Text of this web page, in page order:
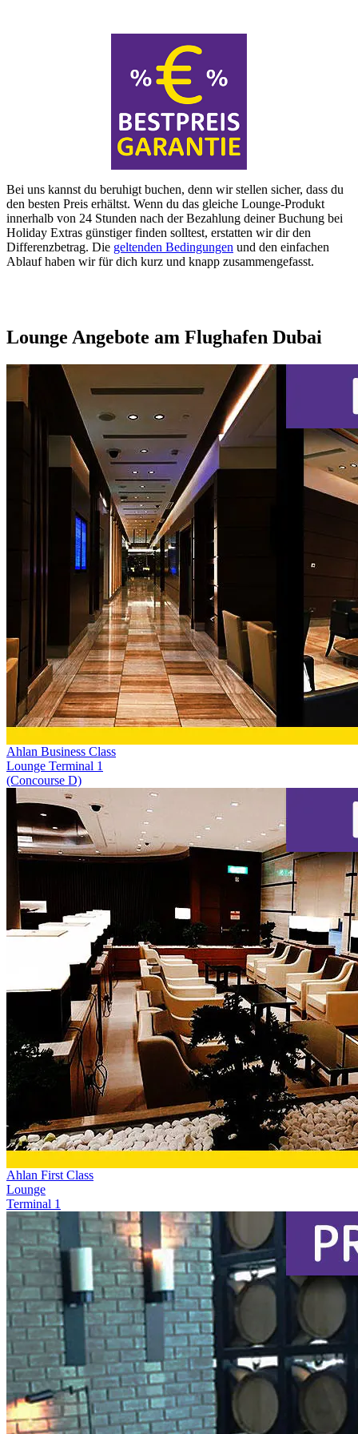
Bei uns kannst du beruhigt buchen, denn wir stellen sicher, dass du
den besten Preis erhältst. Wenn du das gleiche Lounge-Produkt
innerhalb von 24 Stunden nach der Bezahlung deiner Buchung bei
Holiday Extras günstiger finden solltest, erstatten wir dir den
Differenzbetrag. Die geltenden Bedingungen und den einfachen
Ablauf haben wir für dich kurz und knapp zusammengefasst.
Lounge Angebote am Flughafen Dubai
Ahlan Business Class
Lounge Terminal 1
(Concourse D)
Ahlan First Class
Lounge
Terminal 1